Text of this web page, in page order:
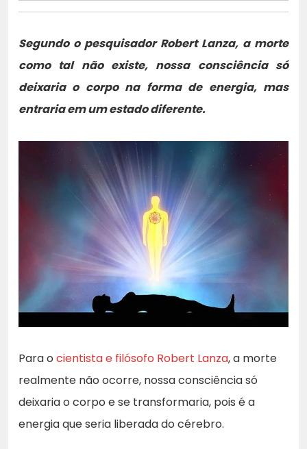
Segundo o pesquisador Robert Lanza, a morte
como tal não existe, nossa consciência só
deixaria o corpo na forma de energia, mas
entraria em um estado diferente.
Para o cientista e filósofo Robert Lanza, a morte
realmente não ocorre, nossa consciência só
deixaria o corpo e se transformaria, pois é a
energia que seria liberada do cérebro.